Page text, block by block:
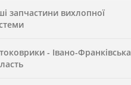
запчастини вихлопної
- Івано-Франківська